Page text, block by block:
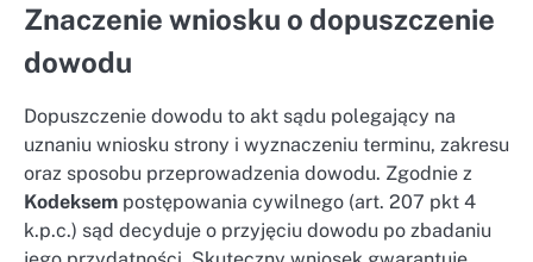
Znaczenie wniosku o dopuszczenie
dowodu
Dopuszczenie dowodu to akt sądu polegający na
uznaniu wniosku strony i wyznaczeniu terminu, zakresu
oraz sposobu przeprowadzenia dowodu. Zgodnie z
Kodeksem postępowania cywilnego (art. 207 pkt 4
k.p.c.) sąd decyduje o przyjęciu dowodu po zbadaniu